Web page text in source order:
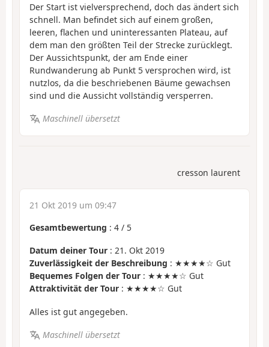
Der Start ist vielversprechend, doch das ändert sich
schnell. Man befindet sich auf einem großen,
leeren, flachen und uninteressanten Plateau, auf
dem man den größten Teil der Strecke zurücklegt.
Der Aussichtspunkt, der am Ende einer
Rundwanderung ab Punkt 5 versprochen wird, ist
nutzlos, da die beschriebenen Bäume gewachsen
sind und die Aussicht vollständig versperren.
Maschinell übersetzt
cresson laurent
21 Okt 2019 um 09:47
Gesamtbewertung : 4 / 5
Datum deiner Tour : 21. Okt 2019
Zuverlässigkeit der Beschreibung : ★★★★☆ Gut
Bequemes Folgen der Tour : ★★★★☆ Gut
Attraktivität der Tour : ★★★★☆ Gut
Alles ist gut angegeben.
Maschinell übersetzt